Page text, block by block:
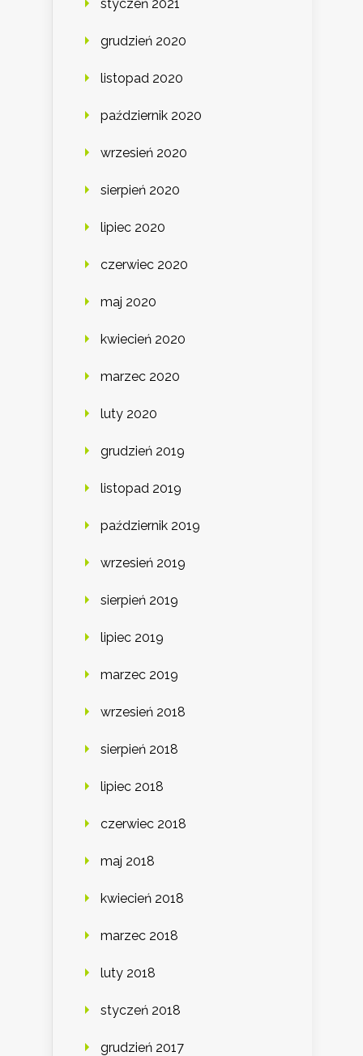
styczeń 2021
grudzień 2020
listopad 2020
październik 2020
wrzesień 2020
sierpień 2020
lipiec 2020
czerwiec 2020
maj 2020
kwiecień 2020
marzec 2020
luty 2020
grudzień 2019
listopad 2019
październik 2019
wrzesień 2019
sierpień 2019
lipiec 2019
marzec 2019
wrzesień 2018
sierpień 2018
lipiec 2018
czerwiec 2018
maj 2018
kwiecień 2018
marzec 2018
luty 2018
styczeń 2018
grudzień 2017